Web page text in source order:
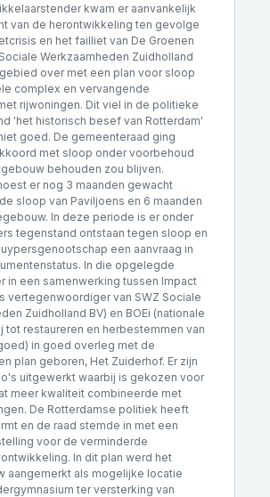
kwam er aanvankelijk
van de herontwikkeling ten gevolge
en het failliet van De Groenen
Werkzaamheden Zuidholland
gebied over met een plan voor sloop
complex en vervangende
rijwoningen. Dit viel in de politieke
'het historisch besef van Rotterdam'
goed. De gemeenteraad ging
met sloop onder voorbehoud
behouden zou blijven.
er nog 3 maanden gewacht
sloop van Paviljoens en 6 maanden
In deze periode is er onder
tegenstand ontstaan tegen sloop en
een aanvraag in
In die opgelegde
in een samenwerking tussen Impact
vertegenwoordiger van SWZ Sociale
Zuidholland BV) en BOEi (nationale
tot restaureren en herbestemmen van
in goed overleg met de
plan geboren, Het Zuiderhof. Er zijn
uitgewerkt waarbij is gekozen voor
meer kwaliteit combineerde met
De Rotterdamse politiek heeft
en de raad stemde in met een
voor de verminderde
In dit plan werd het
aangemerkt als mogelijke locatie
ter versterking van